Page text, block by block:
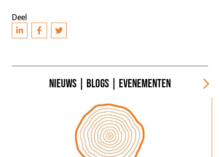
Deel
NIEUWS BLOGS EVENEMENTEN